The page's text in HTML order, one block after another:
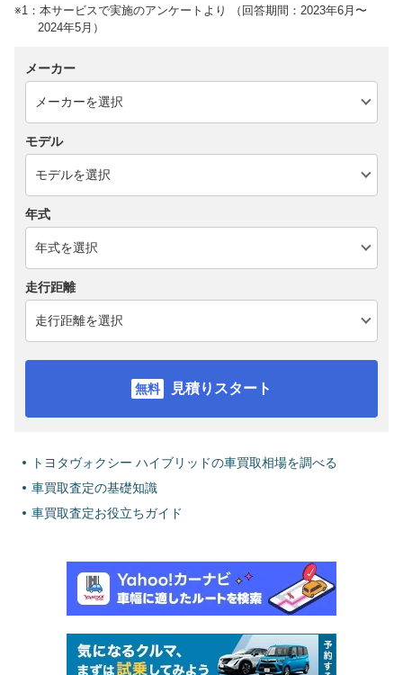
※1：本サービスで実施のアンケートより （回答期間：2023年6月〜
2024年5月）
メーカー
モデル
年式
走行距離
見積りスタート
トヨタヴォクシー ハイブリッドの車買取相場を調べる
車買取査定の基礎知識
車買取査定お役立ちガイド